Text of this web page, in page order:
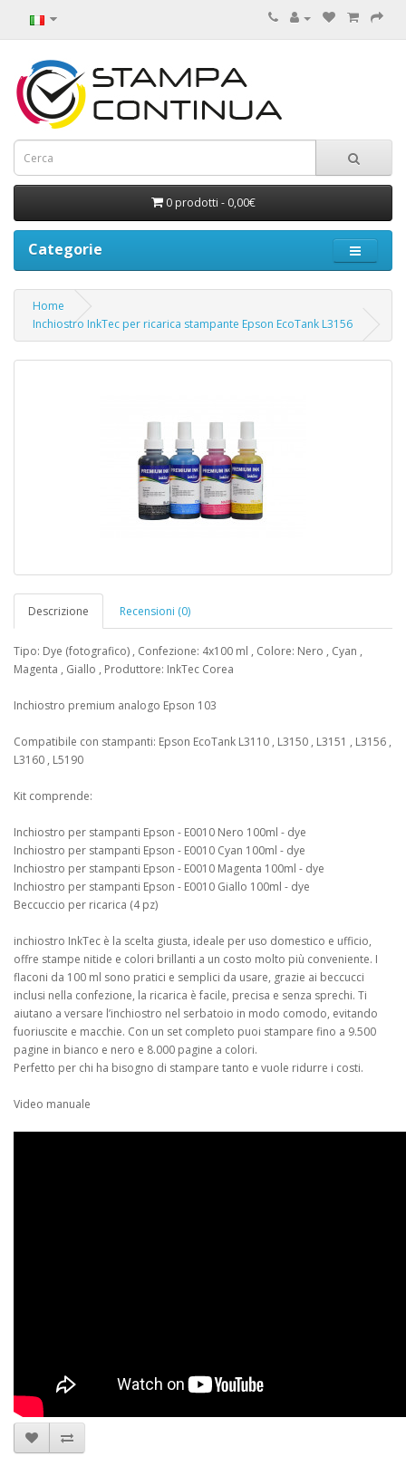
0 prodotti - 0,00€
Categorie
Home
Inchiostro InkTec per ricarica stampante Epson EcoTank L3156
Descrizione Recensioni (0)
Tipo: Dye (fotografico) , Confezione: 4x100 ml , Colore: Nero , Cyan ,
Magenta , Giallo , Produttore: InkTec Corea
Inchiostro premium analogo Epson 103
Compatibile con stampanti: Epson EcoTank ​​L3110 , L3150 , L3151 , L3156 ,
L3160 , L5190
Kit comprende:
Inchiostro per stampanti Epson - E0010 Nero 100ml - dye
Inchiostro per stampanti Epson - E0010 Cyan 100ml - dye
Inchiostro per stampanti Epson - E0010 Magenta 100ml - dye
Inchiostro per stampanti Epson - E0010 Giallo 100ml - dye
Beccuccio per ricarica (4 pz)
inchiostro InkTec è la scelta giusta, ideale per uso domestico e ufficio,
offre stampe nitide e colori brillanti a un costo molto più conveniente. I
flaconi da 100 ml sono pratici e semplici da usare, grazie ai beccucci
inclusi nella confezione, la ricarica è facile, precisa e senza sprechi. Ti
aiutano a versare l’inchiostro nel serbatoio in modo comodo, evitando
fuoriuscite e macchie. Con un set completo puoi stampare fino a 9.500
pagine in bianco e nero e 8.000 pagine a colori.
Perfetto per chi ha bisogno di stampare tanto e vuole ridurre i costi.
Video manuale